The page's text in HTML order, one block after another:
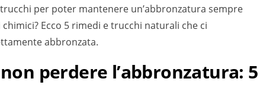
per poter mantenere un’abbronzatura sempre
Ecco 5 rimedi e trucchi naturali che ci
abbronzata.
perdere l’abbronzatura: 5